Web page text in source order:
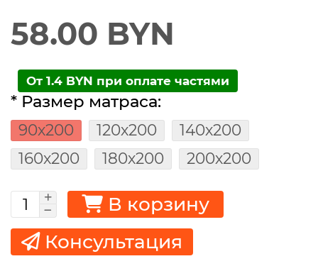
58.00 BYN
От 1.4 BYN при оплате частями
* Размер матраса:
90х200 120х200
140х200
160х200
180х200 200х200
В корзину
Консультация